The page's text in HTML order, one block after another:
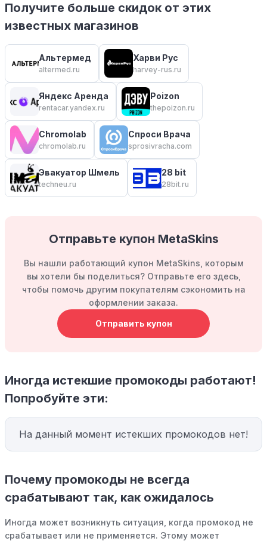
Получите больше скидок от этих
известных магазинов
Альтермед
altermed.ru
Харви Рус
harvey-rus.ru
Яндекс Аренда
rentacar.yandex.ru
Poizon
thepoizon.ru
Chromolab
chromolab.ru
Спроси Врача
sprosivracha.com
Эвакуатор Шмель
techneu.ru
28 bit
28bit.ru
Отправьте купон MetaSkins
Вы нашли работающий купон MetaSkins, которым
вы хотели бы поделиться? Отправьте его здесь,
чтобы помочь другим покупателям сэкономить на
оформлении заказа.
Отправить купон
Иногда истекшие промокоды работают!
Попробуйте эти:
На данный момент истекших промокодов нет!
Почему промокоды не всегда
срабатывают так, как ожидалось
Иногда может возникнуть ситуация, когда промокод не
срабатывает или не применяется. Этому может